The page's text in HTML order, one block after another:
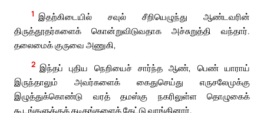
1 இதற்கிடையில் சவுல் சீறியெழுந்து ஆண்டவரின்
திருத்தூதர்களைக் கொன்றுவிடுவதாக அச்சுறுத்தி வந்தார்.
தலைமைக் குருவை அணுகி,
2 இந்தப் புதிய நெறியைச் சார்ந்த ஆண், பெண் யாராய்
இருந்தாலும் அவர்களைக் கைதுசெய்து எருசலேமுக்கு
இழுத்துக்கொண்டு வரத் தமஸ்கு நகரிலுள்ள தொழுகைக்
கூடங்களுக்குக் கடிதங்களைக் கேட்டு வாங்கினார்.